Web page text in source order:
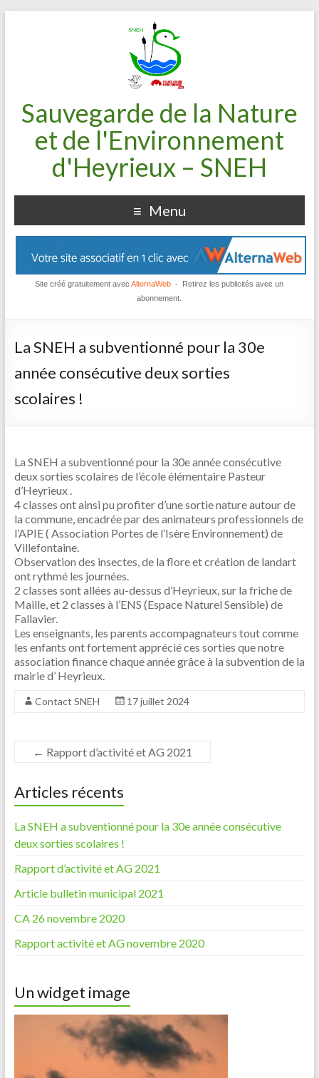
Sauvegarde de la Nature
et de l'Environnement
d'Heyrieux – SNEH
Menu
Site créé gratuitement avecAlternaWeb - Retirez les publicités avec un
abonnement.
La SNEH a subventionné pour la 30e
année consécutive deux sorties
scolaires !
La SNEH a subventionné pour la 30e année consécutive
deux sorties scolaires de l’école élémentaire Pasteur
d’Heyrieux .
4 classes ont ainsi pu profiter d’une sortie nature autour de
la commune, encadrée par des animateurs professionnels de
l’APIE ( Association Portes de l’Isère Environnement) de
Villefontaine.
Observation des insectes, de la flore et création de landart
ont rythmé les journées.
2 classes sont allées au-dessus d’Heyrieux, sur la friche de
Maille, et 2 classes à l’ENS (Espace Naturel Sensible) de
Fallavier.
Les enseignants, les parents accompagnateurs tout comme
les enfants ont fortement apprécié ces sorties que notre
association finance chaque année grâce à la subvention de la
mairie d’ Heyrieux.
Contact SNEH 17 juillet 2024
← Rapport d’activité et AG 2021
Articles récents
La SNEH a subventionné pour la 30e année consécutive
deux sorties scolaires !
Rapport d’activité et AG 2021
Article bulletin municipal 2021
CA 26 novembre 2020
Rapport activité et AG novembre 2020
Un widget image